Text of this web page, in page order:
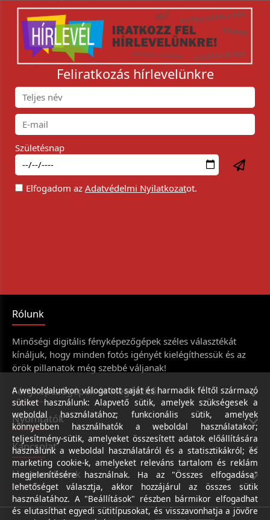
Feliratkozás hírlevelünkre
Születésnap
Elfogadom az Adatvédelmi Nyilatkozatot.
Rólunk
Minőségi digitális fényképezőgépek széles választékát
kínáljuk, hogy minden fotós igényét kielégíthessük és az
örök pillanatok még szebbé váljanak!
Fényképezőgépek és kiegészítői
Nyomtatók
Kapcsolat
Hasznos linkek
A weboldalunkon válogatott saját és harmadik féltől származó
sütiket használunk: Alapvető sütik, amelyek szükségesek a
weboldal használatához; funkcionális sütik, amelyek
könnyebben használhatók a weboldal használatakor;
teljesítmény-sütik, amelyeket összesített adatok előállítására
használunk a weboldal használatáról és a statisztikákról; és
marketing cookie-k, amelyeket releváns tartalom és reklám
megjelenítésére használnak. Ha az "Összes elfogadása"
lehetőséget választja, akkor hozzájárul az összes sütik
használatához. A "Beállítások" részben bármikor elfogadhat
és elutasíthat egyedi sütitípusokat, és visszavonhatja a jövőre